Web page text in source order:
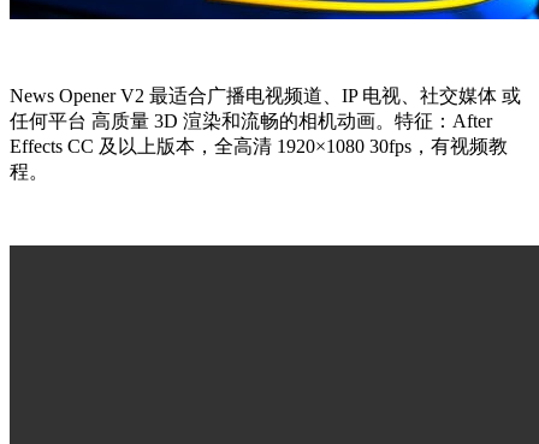
News Opener V2 最适合广播电视频道、IP 电视、社交媒体 或
任何平台 高质量 3D 渲染和流畅的相机动画。特征：After
Effects CC 及以上版本，全高清 1920×1080 30fps，有视频教
程。